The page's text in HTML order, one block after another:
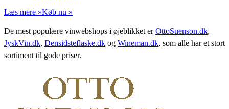
Læs mere »Køb nu »
De mest populære vinwebshops i øjeblikket erOttoSuenson.dk,
JyskVin.dk, Densidsteflaske.dk og Wineman.dk, som alle har et stort
sortiment til gode priser.